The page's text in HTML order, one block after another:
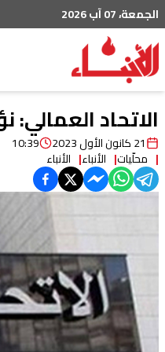
الجمعة، 07 آب 2026
الاتحاد
21 كانون الأول 2023 10:39
محلّيات الأنباء الأنباء